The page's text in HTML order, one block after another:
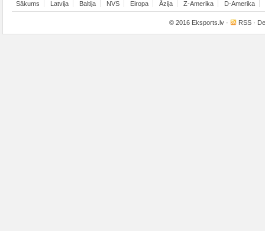
Sākums Latvija Baltija NVS Eiropa Āzija Z-Amerika D-Amerika
© 2016 Eksports.lv · RSS ·